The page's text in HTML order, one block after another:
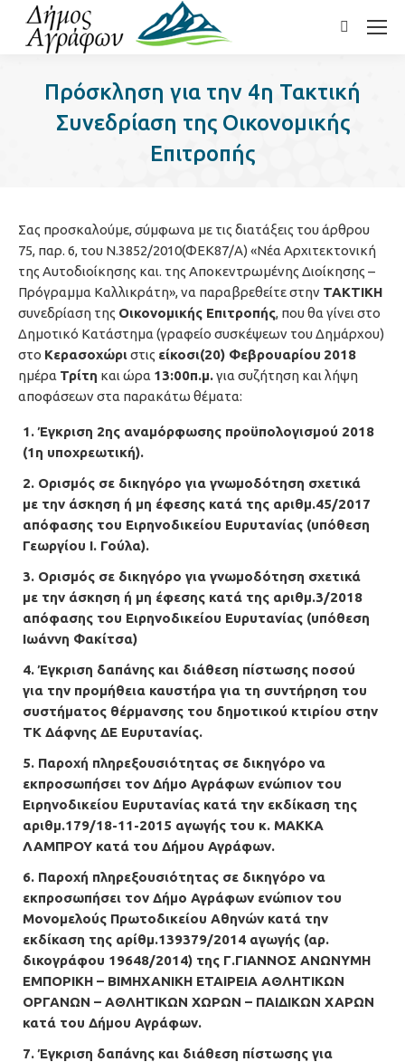
Search:
Πρόσκληση για την 4η Τακτική
Συνεδρίαση της Οικονομικής
Επιτροπής
Σας προσκαλούμε, σύμφωνα με τις διατάξεις του άρθρου
75, παρ. 6, του Ν.3852/2010(ΦΕΚ87/Α) «Νέα Αρχιτεκτονική
της Αυτοδιοίκησης και. της Αποκεντρωμένης Διοίκησης –
Πρόγραμμα Καλλικράτη», να παραβρεθείτε στην ΤΑΚΤΙΚΗ
συνεδρίαση της Οικονομικής Επιτροπής, που θα γίνει στο
Δημοτικό Κατάστημα (γραφείο συσκέψεων του Δημάρχου)
στο Κερασοχώριστις είκοσι(20) Φεβρουαρίου 2018
ημέρα Τρίτη και ώρα 13:00π.μ.για συζήτηση και λήψη
αποφάσεων στα παρακάτω θέματα:
1. Έγκριση 2ης αναμόρφωσης προϋπολογισμού 2018
(1η υποχρεωτική).
2. Ορισμός σε δικηγόρο για γνωμοδότηση σχετικά
με την άσκηση ή μη έφεσης κατά της αριθμ.45/2017
απόφασης του Ειρηνοδικείου Ευρυτανίας (υπόθεση
Γεωργίου Ι. Γούλα).
3. Ορισμός σε δικηγόρο για γνωμοδότηση σχετικά
με την άσκηση ή μη έφεσης κατά της αριθμ.3/2018
απόφασης του Ειρηνοδικείου Ευρυτανίας (υπόθεση
Ιωάννη Φακίτσα)
4. Έγκριση δαπάνης και διάθεση πίστωσης ποσού
για την προμήθεια καυστήρα για τη συντήρηση του
συστήματος θέρμανσης του δημοτικού κτιρίου στην
ΤΚ Δάφνης ΔΕ Ευρυτανίας.
5. Παροχή πληρεξουσιότητας σε δικηγόρο να
εκπροσωπήσει τον Δήμο Αγράφων ενώπιον του
Ειρηνοδικείου Ευρυτανίας κατά την εκδίκαση της
αριθμ.179/18-11-2015 αγωγής του κ. ΜΑΚΚΑ
ΛΑΜΠΡΟΥ κατά του Δήμου Αγράφων.
6. Παροχή πληρεξουσιότητας σε δικηγόρο να
εκπροσωπήσει τον Δήμο Αγράφων ενώπιον του
Μονομελούς Πρωτοδικείου Αθηνών κατά την
εκδίκαση της αρίθμ.139379/2014 αγωγής (αρ.
δικογράφου 19648/2014) της Γ.ΓΙΑΝΝΟΣ ΑΝΩΝΥΜΗ
ΕΜΠΟΡΙΚΗ – ΒΙΜΗΧΑΝΙΚΗ ΕΤΑΙΡΕΙΑ ΑΘΛΗΤΙΚΩΝ
ΟΡΓΑΝΩΝ – ΑΘΛΗΤΙΚΩΝ ΧΩΡΩΝ – ΠΑΙΔΙΚΩΝ ΧΑΡΩΝ
κατά του Δήμου Αγράφων.
7. Έγκριση δαπάνης και διάθεση πίστωσης για